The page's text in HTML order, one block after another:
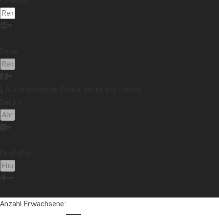
Temperatur am niedrigsten ist. Sie können noch immer
Neoprenanzug zu tragen.
des Humboldt- und des Cromwellstroms.
Man kann noch immer gut schnorcheln, aber es kann
Viele Tiere brüten aufgrund des kühleren Wetters zu
Anzahl Erwachsene: